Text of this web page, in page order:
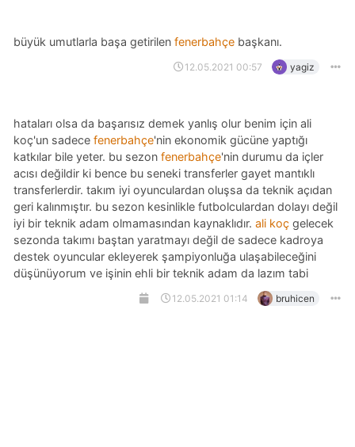
büyük umutlarla başa getirilen fenerbahçe başkanı.
12.05.2021 00:57 yagiz
hataları olsa da başarısız demek yanlış olur benim için ali
koç'un sadece fenerbahçe'nin ekonomik gücüne yaptığı
katkılar bile yeter. bu sezon fenerbahçe'nin durumu da içler
acısı değildir ki bence bu seneki transferler gayet mantıklı
transferlerdir. takım iyi oyunculardan oluşsa da teknik açıdan
geri kalınmıştır. bu sezon kesinlikle futbolculardan dolayı değil
iyi bir teknik adam olmamasından kaynaklıdır. ali koç gelecek
sezonda takımı baştan yaratmayı değil de sadece kadroya
destek oyuncular ekleyerek şampiyonluğa ulaşabileceğini
düşünüyorum ve işinin ehli bir teknik adam da lazım tabi
12.05.2021 01:14 bruhicen